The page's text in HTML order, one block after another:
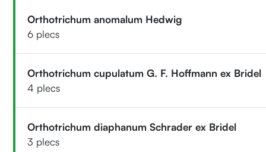
Orthotrichum anomalum Hedwig
6 plecs
Orthotrichum cupulatum G. F. Hoffmann ex Bridel
4 plecs
Orthotrichum diaphanum Schrader ex Bridel
3 plecs